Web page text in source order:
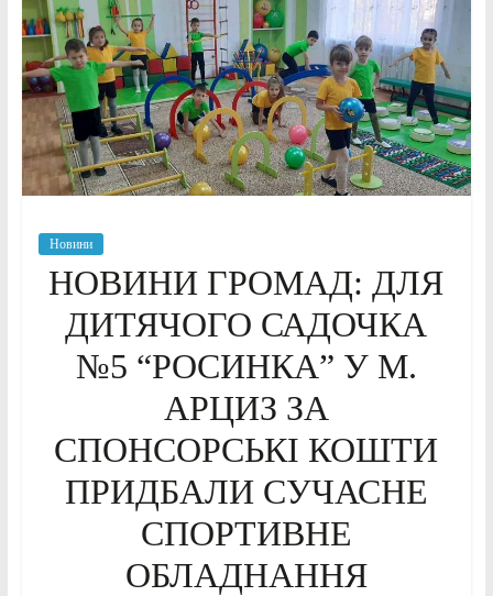
Новини
НОВИНИ ГРОМАД: ДЛЯ
ДИТЯЧОГО САДОЧКА
№5 “РОСИНКА” У М.
АРЦИЗ ЗА
СПОНСОРСЬКІ КОШТИ
ПРИДБАЛИ СУЧАСНЕ
СПОРТИВНЕ
ОБЛАДНАННЯ